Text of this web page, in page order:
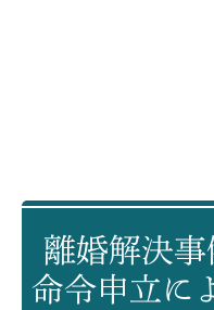
離婚解決
命令申立に